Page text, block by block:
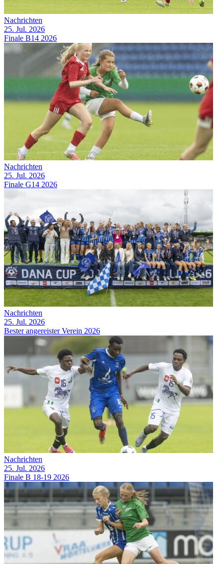
Nachrichten
25. Jul. 2026
Finale B14 2026
Nachrichten
25. Jul. 2026
Finale G14 2026
Nachrichten
25. Jul. 2026
Bester angereister Verein 2026
Nachrichten
25. Jul. 2026
Finale B 18-19 2026